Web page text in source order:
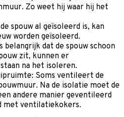
Zo weet hij waar hij het
spouw al geïsoleerd is, kan
worden geïsoleerd.
belangrijk dat de spouw schoon
zit, kunnen er
na het isoleren.
Soms ventileert de
Na de isolatie moet de
andere manier geventileerd
met ventilatiekokers.